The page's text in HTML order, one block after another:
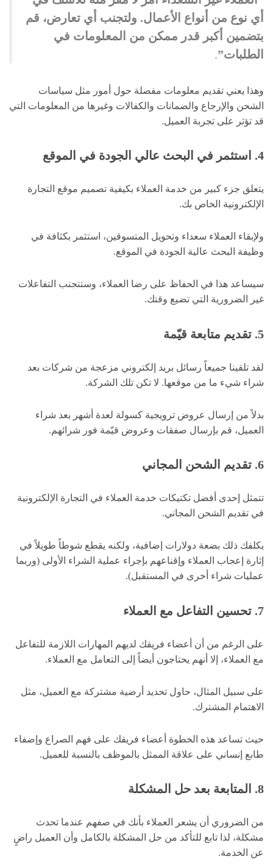
أي نوع من أنواع الأعمال. ولتجنب أي تعارض، قم
بتضمين أكبر قدر ممكن من المعلومات في
الطلبات”.
وهذا يعني تقديم معلومات مفصلة حول أمور مثل سياسات
الشحن والإرجاع والضمانات والكفالات وغيرها من المعلومات التي
قد تؤثر على تجربة العميل.
4. استثمر في البحث عالي الجودة في الموقع
يتعلق جزء كبير من خدمة العملاء بكيفية تصميم موقع التجارة
الإلكترونية الخاص بك.
ولإبقاء العملاء سعداء وتحويل المتسوقين، استثمر بكثافة في
وظيفة البحث عالية الجودة في الموقع.
سيساعد هذا في الحفاظ على رضا العملاء، وستتجنب التفاعلات
غير الضرورية التي تضيع وقتك.
5. تقديم متابعة قيّمة
لقد تلقينا جميعاً رسائل بريد إلكتروني مزعجة من شركات بعد
شراء شيء ما من موقعها. لا تكن تلك الشركة.
بدلاً من إرسال عروض ترويجية كسولة لعدة أشهر بعد شراء
العميل، قم بإرسال صفقات وعروض قيّمة فور شرائهم.
6. تقديم الشحن المجاني
تتمثل إحدى أفضل تكتيكات خدمة العملاء في التجارة الإلكترونية
في تقديم الشحن المجاني.
يكلفك ذلك بضعة دولارات إضافية، ولكنه يقطع شوطاً طويلاً في
إثارة إعجاب العملاء وإقناعهم بإجراء عملية الشراء الأولى (وربما
عمليات شراء أخرى في المستقبل).
7. تحسين التفاعل مع العملاء
على الرغم من أن أعضاء فريقك لديهم المهارات اللازمة للتفاعل
مع العملاء، إلا أنهم يحتاجون أيضاً إلى التعامل مع العملاء.
على سبيل المثال، حاول تحديد أرضية مشتركة مع العميل، مثل
الاهتمام المشترك.
حيث تساعد هذه الخطوة أعضاء فريقك على فهم الصراع وإضفاء
طابع إنساني على علاقة الممثل بالموظف بالنسبة للعميل.
8. المتابعة بعد حل المشكلة
من الضروري أن يشعر العملاء بأنك في صفهم عندما تحدث
مشكلة، لذا تابع للتأكد من حل المشكلة بالكامل وأن العميل راضٍ
عن الخدمة.